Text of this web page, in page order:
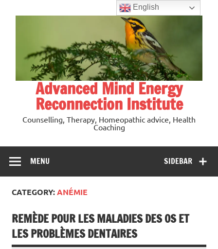
Advanced Mind Energy
Reconnection Institute
Counselling, Therapy, Homeopathic advice, Health
Coaching
SIDEBAR
MENU
CATEGORY:ANÉMIE
REMÈDE POUR LES MALADIES DES OS ET
LES PROBLÈMES DENTAIRES
English